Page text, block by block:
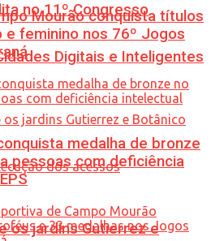
no 11º Congresso
Digitais e Inteligentes
os jardins Gutierrez e
Mourão conquista títulos
e feminino nos 76º Jogos
medalha de bronze
pessoas com deficiência